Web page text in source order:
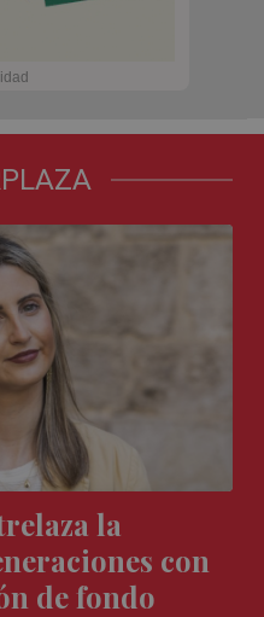
la
con
de fondo